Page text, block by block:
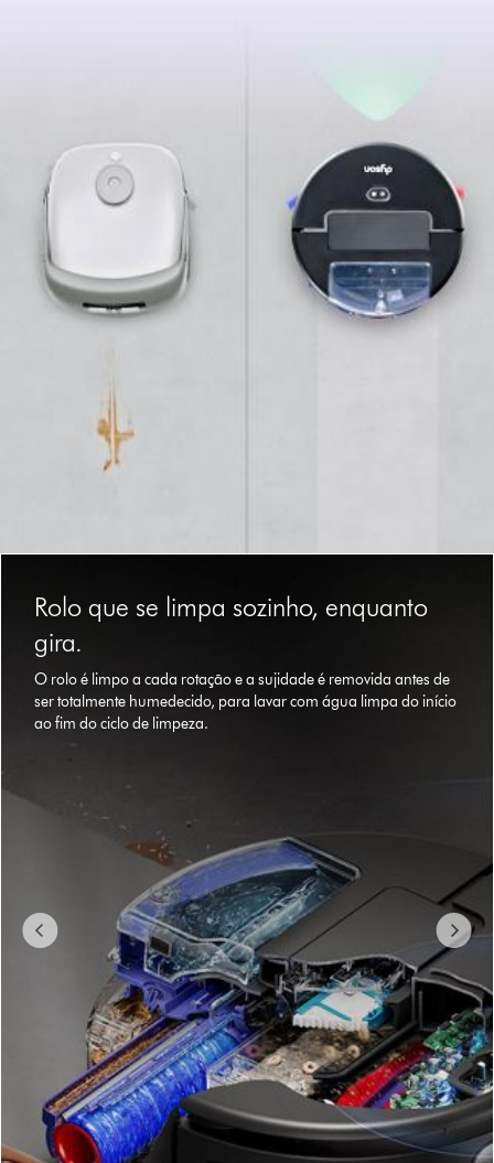
Rolo que se limpa sozinho, enquanto
gira.
O rolo é limpo a cada rotação e a sujidade é removida antes de
ser totalmente humedecido, para lavar com água limpa do início
ao fim do ciclo de limpeza.